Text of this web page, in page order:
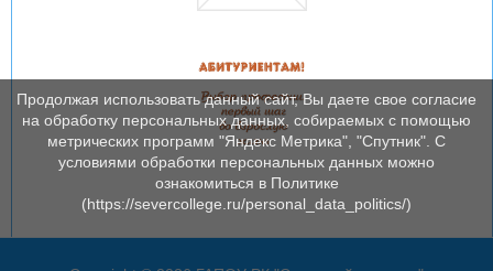
Продолжая использовать данный сайт, Вы даете свое согласие
на обработку персональных данных, собираемых с помощью
метрических программ "Яндекс Метрика", "Спутник". С
условиями обработки персональных данных можно
ознакомиться в Политике
(https://severcollege.ru/personal_data_politics/)